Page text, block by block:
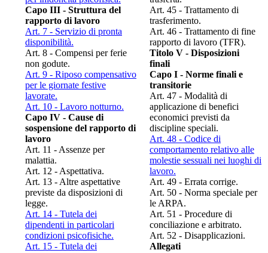
Capo III - Struttura del
rapporto di lavoro
Art. 7 - Servizio di pronta
disponibilità.
Art. 8 - Compensi per ferie
non godute.
Art. 9 - Riposo compensativo
per le giornate festive
lavorate.
Art. 10 - Lavoro notturno.
Capo IV - Cause di
sospensione del rapporto di
lavoro
Art. 11 - Assenze per
malattia.
Art. 12 - Aspettativa.
Art. 13 - Altre aspettative
previste da disposizioni di
legge.
Art. 14 - Tutela dei
dipendenti in particolari
condizioni psicofisiche.
Art. 15 - Tutela dei
Art. 45 - Trattamento di
trasferimento.
Art. 46 - Trattamento di fine
rapporto di lavoro (TFR).
Titolo V - Disposizioni
finali
Capo I - Norme finali e
transitorie
Art. 47 - Modalità di
applicazione di benefici
economici previsti da
discipline speciali.
Art. 48 - Codice di
comportamento relativo alle
molestie sessuali nei luoghi di
lavoro.
Art. 49 - Errata corrige.
Art. 50 - Norma speciale per
le ARPA.
Art. 51 - Procedure di
conciliazione e arbitrato.
Art. 52 - Disapplicazioni.
Allegati